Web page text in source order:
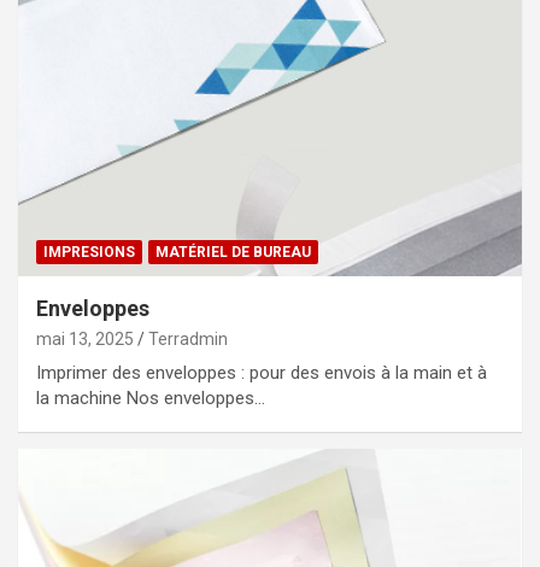
IMPRESIONS MATÉRIEL DE BUREAU
Enveloppes
mai 13, 2025 Terradmin
Imprimer des enveloppes : pour des envois à la main et à
la machine Nos enveloppes…